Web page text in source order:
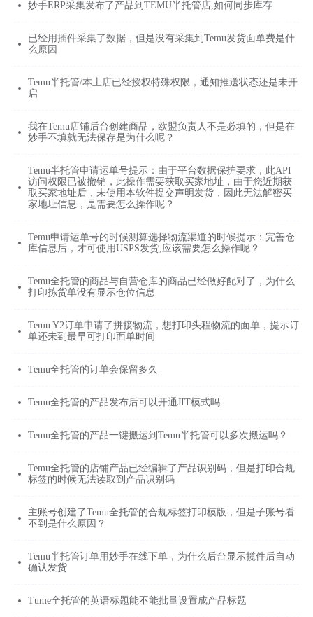
妙手ERP采集发布了产品到TEMU半托管店,如何同步库存
已经用插件采集了数据，但是没有采集到Temu发货面单费是什
么原因
Temu半托管/本土店已经授权特殊权限，通知推送状态还是未开
启
我在Temu店铺后台创建商品，欧盟负责人不是必填的，但是在
妙手不填就无法保存是为什么呢？
Temu半托管申请运单号提示：由于平台数据保护要求，此API
访问权限已被撤销，此操作需要获取买家地址，由于您近期获
取买家地址后，未使用本软件提交声明发货，因此无法解密买
家地址信息，是需要怎么操作呢？
Temu申请运单号的时候测算选择物流渠道的时候提示：完善仓
库信息后，才可使用USPS发货,应该需要怎么操作呢？
Temu全托管的商品与自营仓库的商品已经做好配对了，为什么
打印拣货单没有显示仓位信息
Temu Y2订单申请了拼接物流，想打印头程物流的面单，提示订
单还未到最早可打印面单时间
Temu全托管的订单会保留多久
Temu全托管的产品发布后可以开通JIT模式吗
Temu全托管的产品一键搬运到Temu半托管可以多次搬运吗？
Temu全托管的店铺产品已经编辑了产品识别码，但是打印合规
标签的时候无法读取到产品识别码
主账号创建了Temu全托管的合规标签打印模版，但是子账号看
不到是什么原因？
Temu半托管订单用妙手在线下单，为什么后台显示揽件后自动
确认发货
Tume全托管的英语标题能不能批量设置成产品标题